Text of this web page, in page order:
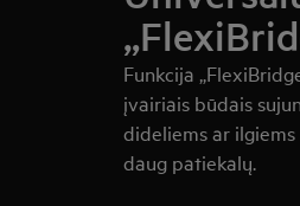
Funkcija
įvairiais būdais
dideliems ar
daug patiekalų.